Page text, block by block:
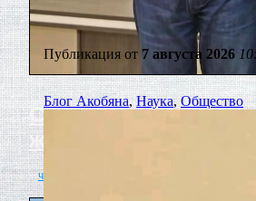
Сурен Акобян
журналистов России
читать полностью
Публикация от 7 августа 2026
Блог Акобяна,Наука,Общество